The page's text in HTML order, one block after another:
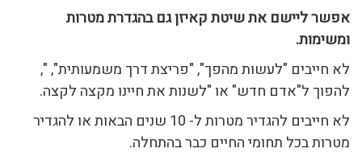
אפשר ליישם את שיטת קאיזן גם בהגדרת מטרות
ומשימות.
לא חייבים "לעשות מהפך", "פריצת דרך משמעותית", ",
להפוך ל"אדם חדש" או "לשנות את חיינו מקצה לקצה.
לא חייבים להגדיר מטרות ל- 10 שנים הבאות או להגדיר
מטרות בכל תחומי החיים כבר בהתחלה.